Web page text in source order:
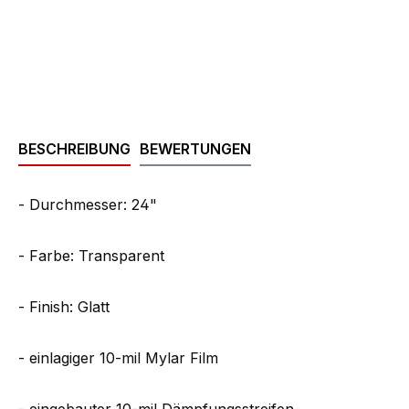
BESCHREIBUNG BEWERTUNGEN
- Durchmesser: 24"
- Farbe: Transparent
- Finish: Glatt
- einlagiger 10-mil Mylar Film